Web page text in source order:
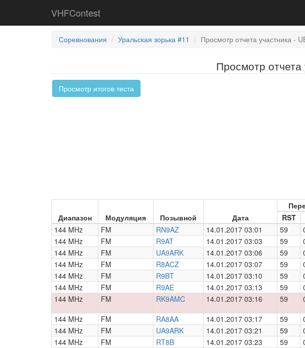
VHFContest
Соревнования Уральская зорька #11 Просмотр отчета участника -
Просмотр
Просмотр итогов теста
Диапазон Модуляция Позывной Дата RST
144 MHz
FM RN9AZ 14.01.2017 03:01 59
144 MHz
FM R9AT 14.01.2017 03:03 59
144 MHz
FM UA9ARK 14.01.2017 03:06 59
144 MHz
FM R8ACZ 14.01.2017 03:07 59
144 MHz
FM R9BT 14.01.2017 03:10 59
144 MHz
FM R9AE 14.01.2017 03:13 59
144 MHz
FM RK9AMC 14.01.2017 03:16 59
144 MHz FM RA8AA 14.01.2017 03:17 59
144 MHz
FM UA9ARK 14.01.2017 03:21 59
144 MHz
FM RT8B 14.01.2017 03:23 59